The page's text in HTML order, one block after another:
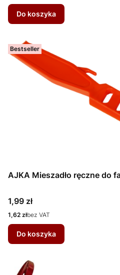
Do koszyka
Bestseller
AJKA Mieszadło ręczne do
Cena
1,99 zł
Cena
1,62 złbez VAT
Do koszyka